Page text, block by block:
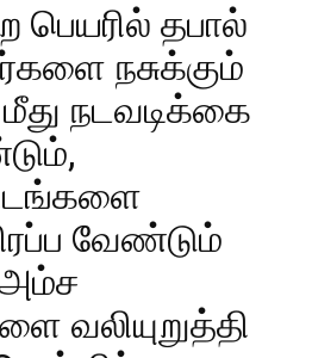
பெயரில் தபால்
நசுக்கும்
நடவடிக்கை
வேண்டும்
வலியுறுத்தி